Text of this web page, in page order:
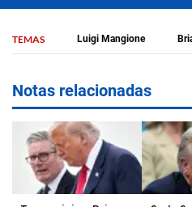
TEMAS Luigi Mangione
Notas relacionadas